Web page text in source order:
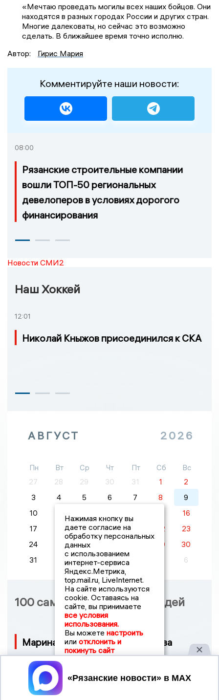
«Мечтаю проведать могилы всех наших бойцов. Они
находятся в разных городах России и других стран.
Многие далековаты, но сейчас это возможно
сделать. В ближайшее время точно исполню.
Автор:
Гирис Мария
Комментируйте наши новости:
08:00
Рязанские строительные компании
вошли ТОП-50 региональных
девелоперов в условиях дорогого
финансирования
Новости СМИ2
Наш Хоккей
12:01
Николай Кныжов присоединился к СКА
АВГУСТ 2026
Пн Вт Ср Чт Пт Сб
Вс
27
28 29 30 31 1
2
3
4 5 6 7 8
9
10
16
17
19 20 22
23
24
26 29
30
31
2 3 6
100 самых влиятельных людей
Марина Александровна Наумова
Нажимая кнопку вы
даете согласие на
обработку персональных
данных
с использованием
интернет-сервиса
Яндекс.Метрика,
top.mail.ru, LiveInternet.
На сайте используются
cookie. Оставаясь на
сайте, вы принимаете
все условия
использования.
Вы можете настроить
или отклонить и
покинуть сайт
Принять